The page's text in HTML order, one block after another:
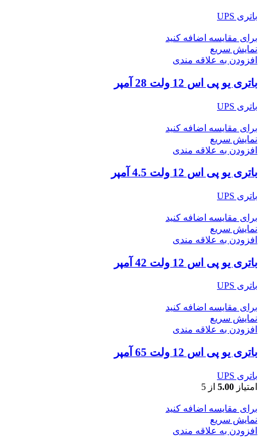
باتری UPS
برای مقایسه اضافه کنید
نمایش سریع
افزودن به علاقه مندی
باتری یو پی اس 12 ولت 28 آمپر
باتری UPS
برای مقایسه اضافه کنید
نمایش سریع
افزودن به علاقه مندی
باتری یو پی اس 12 ولت 4.5 آمپر
باتری UPS
برای مقایسه اضافه کنید
نمایش سریع
افزودن به علاقه مندی
باتری یو پی اس 12 ولت 42 آمپر
باتری UPS
برای مقایسه اضافه کنید
نمایش سریع
افزودن به علاقه مندی
باتری یو پی اس 12 ولت 65 آمپر
باتری UPS
امتیاز 5.00 از 5
برای مقایسه اضافه کنید
نمایش سریع
افزودن به علاقه مندی